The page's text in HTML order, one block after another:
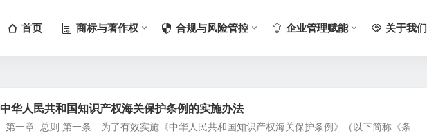
首页 商标与著作权 合规与风险管控 企业管理赋能 关于我们
中华人民共和国知识产权海关保护条例的实施办法
第一章 总则 第一条 为了有效实施《中华人民共和国知识产权海关保护条例》（以下简称《条